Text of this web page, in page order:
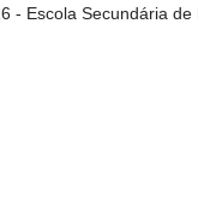
- Escola Secundária de